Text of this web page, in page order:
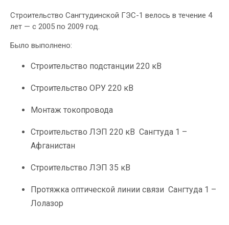
Строительство Сангтудинской ГЭС-1 велось в течение 4
лет — с 2005 по 2009 год.
Было выполнено:
Строительство подстанции 220 кВ
Строительство ОРУ 220 кВ
Монтаж токопровода
Строительство ЛЭП 220 кВ Сангтуда 1 –
Афганистан
Строительство ЛЭП 35 кВ
Протяжка оптической линии связи Сангтуда 1 –
Лолазор